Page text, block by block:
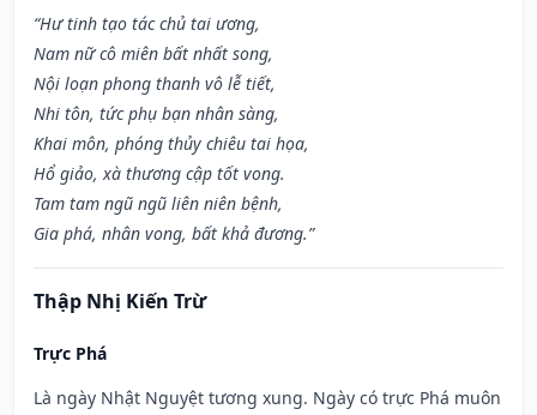
“Hư tinh tạo tác chủ tai ương,
Nam nữ cô miên bất nhất song,
Nội loạn phong thanh vô lễ tiết,
Nhi tôn, tức phụ bạn nhân sàng,
Khai môn, phóng thủy chiêu tai họa,
Hổ giảo, xà thương cập tốt vong.
Tam tam ngũ ngũ liên niên bệnh,
Gia phá, nhân vong, bất khả đương.”
Thập Nhị Kiến Trừ
Trực Phá
Là ngày Nhật Nguyệt tương xung. Ngày có trực Phá muôn